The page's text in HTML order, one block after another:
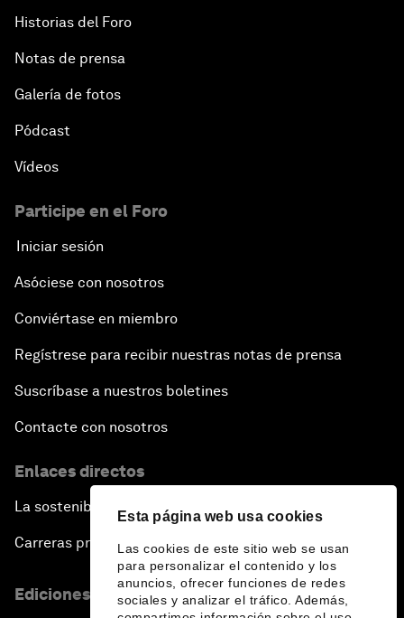
Esta página web usa cookies
Las cookies de este sitio web se usan
para personalizar el contenido y los
anuncios, ofrecer funciones de redes
sociales y analizar el tráfico. Además,
Historias del Foro
Notas de prensa
Galería de fotos
Pódcast
Vídeos
Participe en el Foro
Iniciar sesión
Asóciese con nosotros
Conviértase en miembro
Regístrese para recibir nuestras notas de prensa
Suscríbase a nuestros boletines
Contacte con nosotros
Enlaces directos
La sostenibilidad en el Foro
Carreras profesionales
Ediciones en otros idiomas